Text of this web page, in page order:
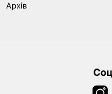
Архів